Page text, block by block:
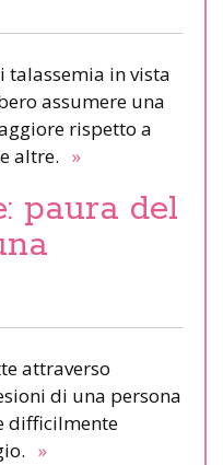
talassemia in vista
assumere una
rispetto a
altre. »
paura del
attraverso
di una persona
difficilmente
»